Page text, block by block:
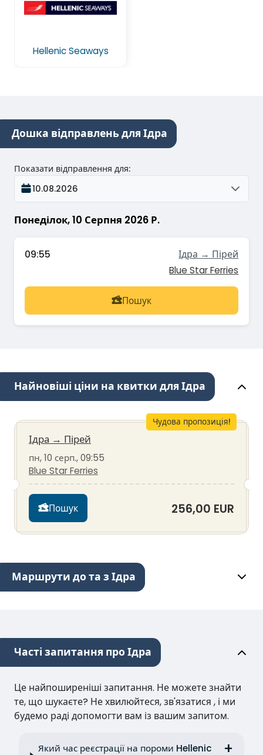
Hellenic Seaways
Дошка відправлень для Ідра
Понеділок, 10 Серпня 2026 Р.
Показати відправлення для:
10.08.2026
09:55 Ідра → Пірей
Blue Star Ferries
Пошук
Найновіші ціни на квитки для Ідра
Чудова пропозиція!
Ідра → Пірей
пн, 10 серп., 09:55
Blue Star Ferries
Пошук 256,00 EUR
Маршрути до та з Ідра
Часті запитання про Ідра
Це найпоширеніші запитання. Не можете знайти
те, що шукаєте? Не хвилюйтеся, зв'язатися , і ми
будемо раді допомогти вам із вашим запитом.
Який час реєстрації на пороми Hellenic